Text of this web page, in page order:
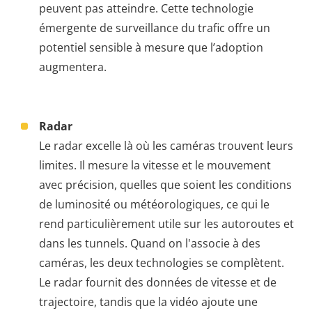
peuvent pas atteindre. Cette technologie
émergente de surveillance du trafic offre un
potentiel sensible à mesure que l’adoption
augmentera.
Radar
Le radar excelle là où les caméras trouvent leurs
limites. Il mesure la vitesse et le mouvement
avec précision, quelles que soient les conditions
de luminosité ou météorologiques, ce qui le
rend particulièrement utile sur les autoroutes et
dans les tunnels. Quand on l'associe à des
caméras, les deux technologies se complètent.
Le radar fournit des données de vitesse et de
trajectoire, tandis que la vidéo ajoute une